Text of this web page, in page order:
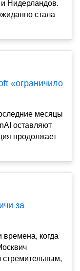
Нидерландов.
стала
«ограничило
месяцы
оставляют
продолжает
за
времена, когда
стремительным,